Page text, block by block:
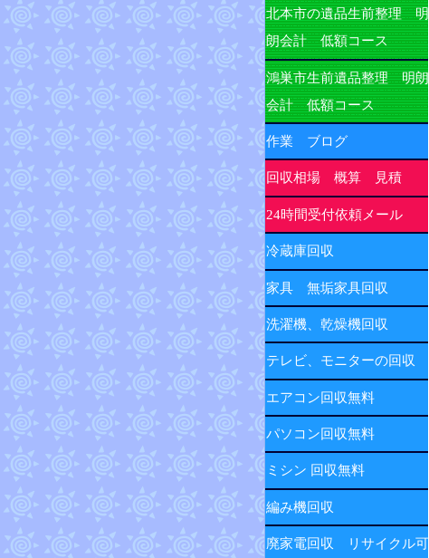
北本市の遺品生前整理 明
朗会計 低額コース
鴻巣市生前遺品整理 明朗
会計 低額コース
作業 ブログ
回収相場 概算 見積
24時間受付依頼メール
冷蔵庫回収
家具 無垢家具回収
洗濯機、乾燥機回収
テレビ、モニターの回収
エアコン回収無料
パソコン回収無料
ミシン 回収無料
編み機回収
廃家電回収 リサイクル可